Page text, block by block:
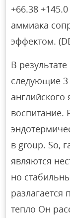
+66.38
аммиака
эффектом.
В
следующие
воспитание.
в group. So,
являются
но
разлагается
тепло Он